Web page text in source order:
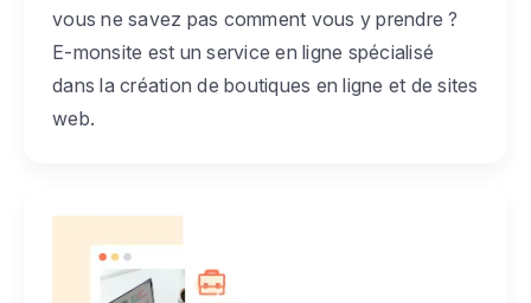
vous ne savez pas comment vous y prendre ?
E-monsite est un service en ligne spécialisé
dans la création de boutiques en ligne et de sites
web.